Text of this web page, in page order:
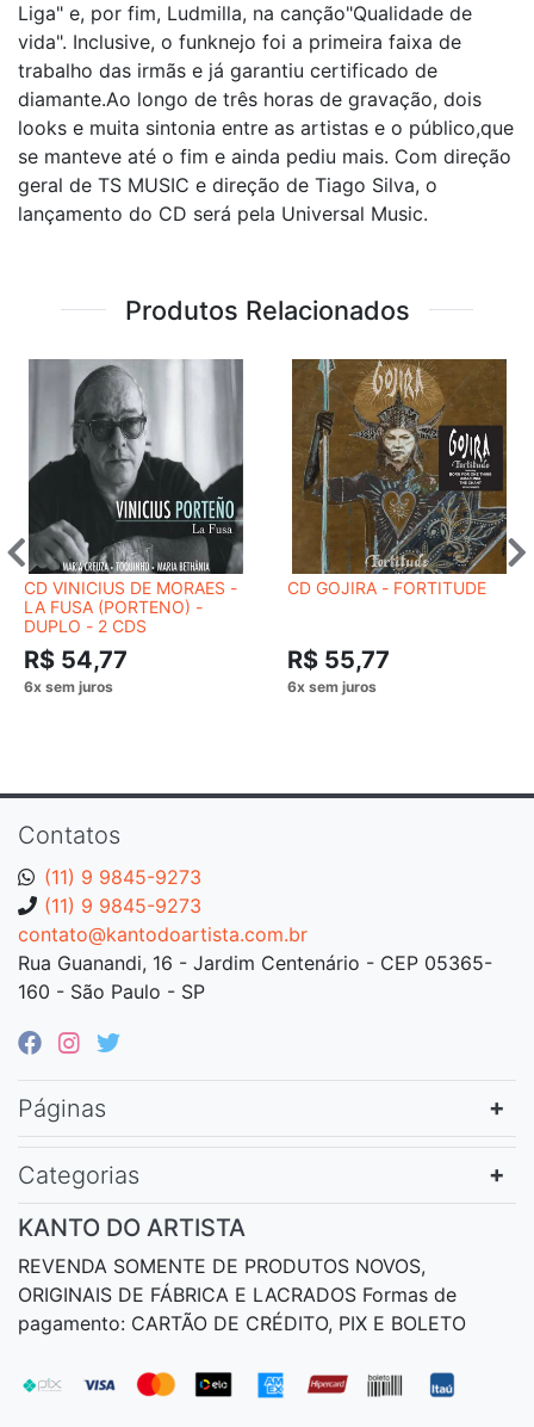
Liga" e, por fim, Ludmilla, na canção"Qualidade de
vida". Inclusive, o funknejo foi a primeira faixa de
trabalho das irmãs e já garantiu certificado de
diamante.Ao longo de três horas de gravação, dois
looks e muita sintonia entre as artistas e o público,que
se manteve até o fim e ainda pediu mais. Com direção
geral de TS MUSIC e direção de Tiago Silva, o
lançamento do CD será pela Universal Music.
Produtos Relacionados
CD VINICIUS DE MORAES -
LA FUSA (PORTENO) -
DUPLO - 2 CDS
R$ 54,77
CD GOJIRA - FORTITUDE
R$ 55,77
Contatos
(11) 9 9845-9273
(11) 9 9845-9273
contato@kantodoartista.com.br
Rua Guanandi, 16 - Jardim Centenário - CEP 05365-
160 - São Paulo - SP
Páginas
Categorias
KANTO DO ARTISTA
REVENDA SOMENTE DE PRODUTOS NOVOS,
ORIGINAIS DE FÁBRICA E LACRADOS Formas de
pagamento: CARTÃO DE CRÉDITO, PIX E BOLETO